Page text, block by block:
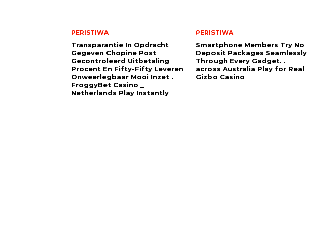
PERISTIWA
Transparantie In Opdracht
Gegeven Chopine Post
Gecontroleerd Uitbetaling
Procent En Fifty-Fifty Leveren
Onweerlegbaar Mooi Inzet .
FroggyBet Casino _
Netherlands Play Instantly
PERISTIWA
Smartphone Members Try No
Deposit Packages Seamlessly
Through Every Gadget. .
across Australia Play for Real
Gizbo Casino